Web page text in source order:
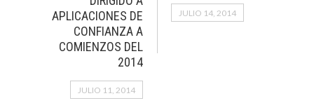
APLICACIONES DE
CONFIANZA A
COMIENZOS DEL
2014
JULIO 11, 2014
JULIO 14, 2014